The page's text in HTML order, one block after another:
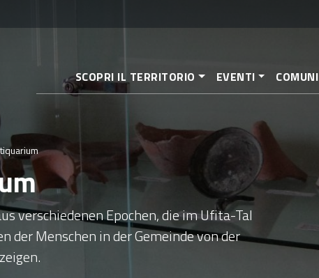
zum
SCOPRI IL TERRITORIO EVENTI COMUNI
verschiedenen Epochen, die im Ufita-Tal
der Menschen in der Gemeinde von der